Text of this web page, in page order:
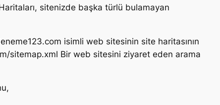
sitenizde başka türlü bulamayan
isimli web sitesinin site haritasının
sitemap.xml Bir web sitesini ziyaret eden arama